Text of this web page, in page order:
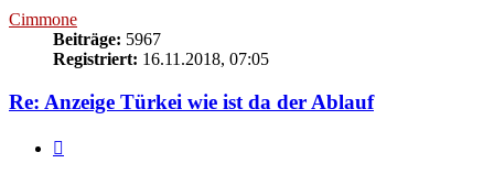
Cimmone
Beiträge: 5967
Registriert: 16.11.2018, 07:05
Re: Anzeige Türkei wie ist da der Ablauf